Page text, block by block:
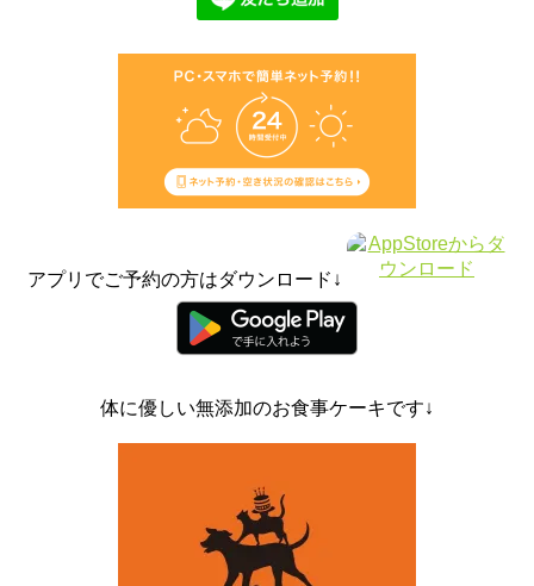
アプリでご予約の方はダウンロード↓
体に優しい無添加のお食事ケーキです↓